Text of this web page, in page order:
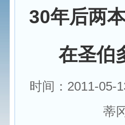
30年后两
在圣伯
时间：2011-05-
蒂